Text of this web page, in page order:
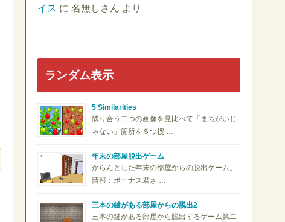
イス に 名無しさん より
ランダム表示
5 Similarities
隣り合う二つの画像を見比べて「まちがいじ
ゃない」箇所を５つ捜 …
年末の部屋脱出ゲーム
がらんとした年末の部屋からの脱出ゲーム。
情報：ボーナス君さ …
三本の鍵がある部屋からの脱出2
三本の鍵がある部屋から脱出するゲーム第二